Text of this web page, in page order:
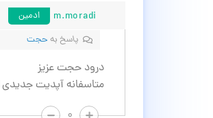
m.moradi
ادمین
پاسخ به حجت
درود حجت عزیز
متاسفانه آپدیت جدیدی